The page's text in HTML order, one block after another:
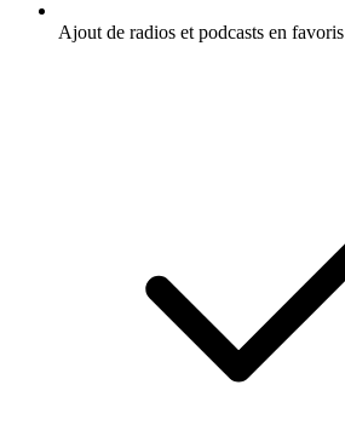
Ajout de radios et podcasts en favoris